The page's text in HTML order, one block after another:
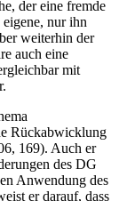
der eine fremde
nur ihn
weiterhin der
auch eine
mit
Rückabwicklung
169). Auch er
des DG
Anwendung des
er darauf, dass